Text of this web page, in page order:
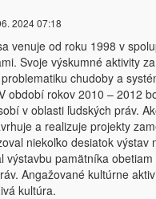
2024 07:18
venuje od roku 1998 v
Svoje výskumné aktivity
chudoby a
období rokov 2010 – 2012
v oblasti ľudských práv.
a realizuje projekty
niekoľko desiatok výstav
pamätníka
Angažované kultúrne
kultúra.